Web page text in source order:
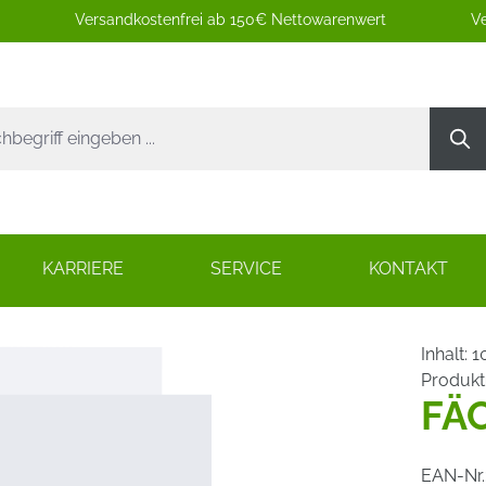
Versandkostenfrei ab 150€ Nettowarenwert
KARRIERE SERVICE KONTAKT
Inhalt:
EAN-Nr.: